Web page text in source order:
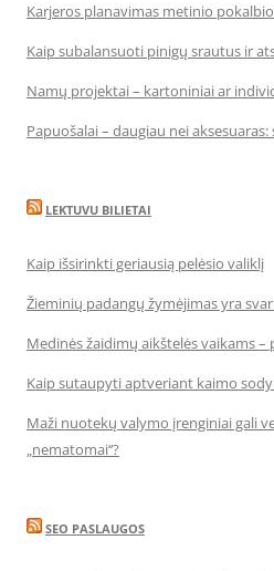
Karjeros planavimas metinio
Kaip subalansuoti pinigų srautus ir
Namų projektai – kartoniniai ar
Papuošalai – daugiau nei
LEKTUVU BILIETAI
Kaip išsirinkti geriausią pelėsio valiklį
Žieminių padangų žymėjimas yra
Medinės žaidimų aikštelės vaikams
Kaip sutaupyti aptveriant kaimo
Maži nuotekų valymo įrenginiai gali
„nematomai‘‘?
SEO PASLAUGOS